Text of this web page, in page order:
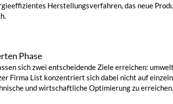
Herstellungsverfahren, das neue
Phase
sich zwei entscheidende Ziele erreichen:
Firma List konzentriert sich dabei nicht auf
und wirtschaftliche Optimierung zu erreichen.